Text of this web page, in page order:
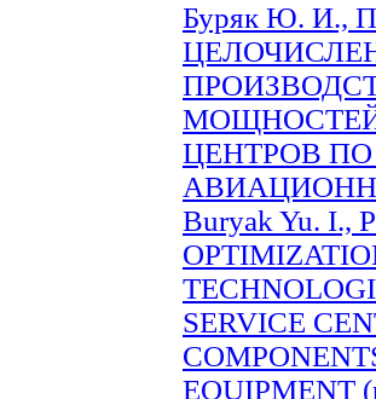
Буряк Ю. И.,
ЦЕНТРОВ
Buryak Yu. I.,
SERVICE
EQUIPMENT